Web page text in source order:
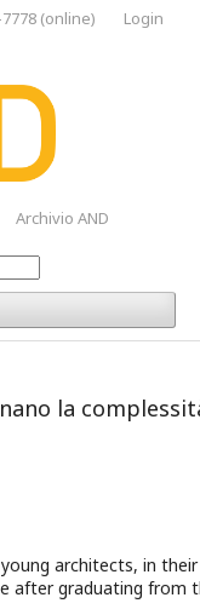
Archivio AND
(online) Login
la
architects, in
after graduating from